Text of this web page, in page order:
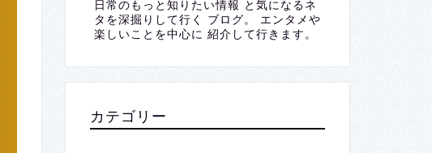
日常のもっと知りたい情報 と気になるネ
タを深掘りして行く ブログ。 エンタメや
楽しいことを中心に 紹介して行きます。
カテゴリー